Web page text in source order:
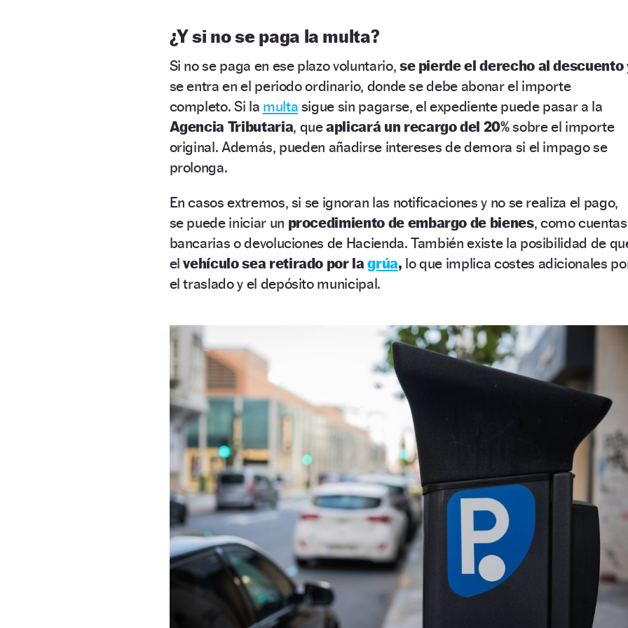
¿Y si no se paga la multa?
Si no se paga en ese plazo voluntario, se pierde el derecho al descuento
se entra en el periodo ordinario, donde se debe abonar el importe
completo. Si la multa sigue sin pagarse, el expediente puede pasar a la
Agencia Tributaria, queaplicará un recargo del 20%sobre el importe
original. Además, pueden añadirse intereses de demora si el impago se
prolonga.
En casos extremos, si se ignoran las notificaciones y no se realiza el pago,
se puede iniciar un procedimiento de embargo de bienes, como cuentas
bancarias o devoluciones de Hacienda. También existe la posibilidad de
elvehículo sea retirado por lagrúa, lo que implica costes adicionales
el traslado y el depósito municipal.